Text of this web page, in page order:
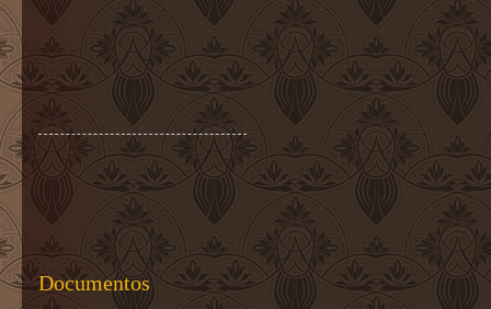
Documentos